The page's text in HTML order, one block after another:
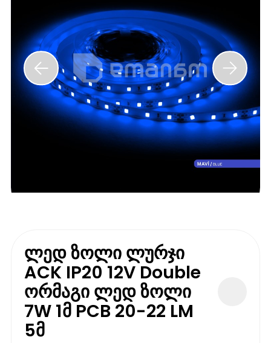
ლედ ზოლი ლურჯი
ACK IP20 12V Double
ორმაგი ლედ ზოლი
7W 1მ PCB 20-22 LM
5მ